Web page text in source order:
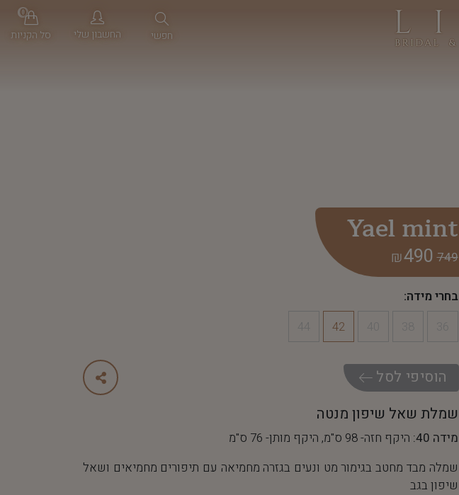
חפשי החשבון שלי סל הקניות
0
Yael mint
749
490
₪
בחרי מידה:
42
הוסיפי לסל
שמלת שאל שיפון מנטה
מידה 40:
היקף חזה- 98 ס"מ, היקף מותן- 76 ס"מ
שמלה מבד מחטב בגימור מט ונעים בגזרה מחמיאה עם תיפורים מחמיאים ושאל
שיפון בגב